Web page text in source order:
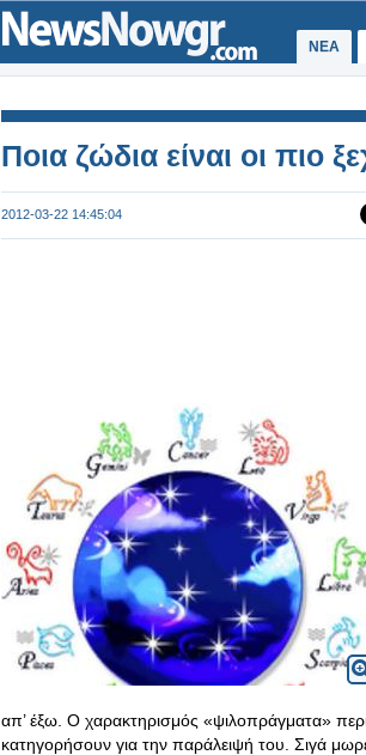
ΝΕΑ
Ποια ζώδια είναι οι πιο
2012-03-22 14:45:04
απ’ έξω. Ο χαρακτηρισμός «ψιλοπράγματα»
κατηγορήσουν για την παράλειψή του. Σιγά